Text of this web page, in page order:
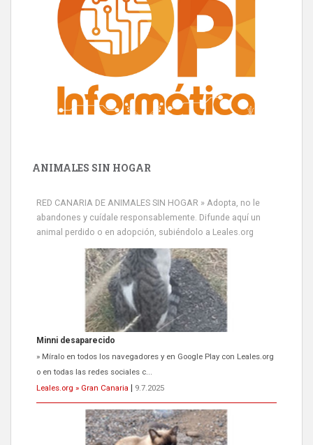
ANIMALES SIN HOGAR
RED CANARIA DE ANIMALES SIN HOGAR » Adopta, no le
abandones y cuídale responsablemente. Difunde aquí un
animal perdido o en adopción, subiéndolo a Leales.org
Minni desaparecido
» Míralo en todos los navegadores y en Google Play con Leales.org
o en todas las redes sociales c...
Leales.org » Gran Canaria
9.7.2025